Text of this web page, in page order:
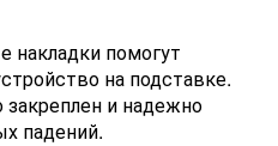
накладки помогут
на подставке.
и надежно
падений.